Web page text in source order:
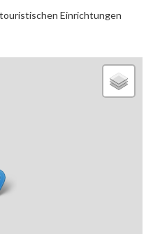
Einrichtungen